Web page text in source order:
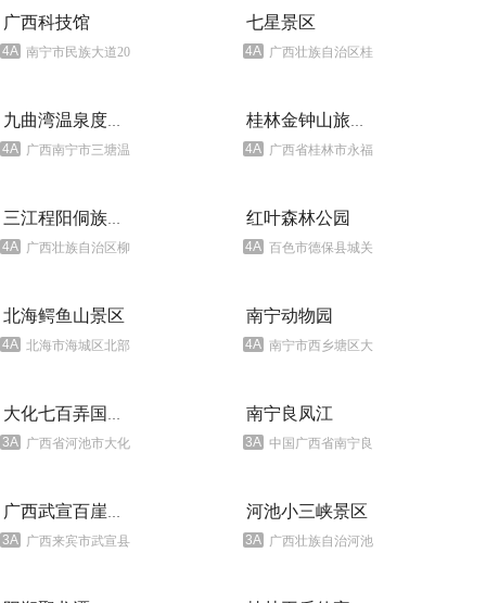
广西科技馆
4A 南宁市民族大道20号（民族广场对面）
七星景区
4A 广西壮族自治区桂林市七星路一号
九曲湾温泉度假村
4A 广西南宁市三塘温星路9号
桂林金钟山旅游度假区
4A 广西省桂林市永福县罗锦镇
三江程阳侗族八寨
4A 广西壮族自治区柳州市三江侗族自治县
红叶森林公园
4A 百色市德保县城关镇
北海鳄鱼山景区
4A 北海市海城区北部湾海域涠洲岛火山国家地质公园内
南宁动物园
4A 南宁市西乡塘区大学东路73号
大化七百弄国家地质公园
3A 广西省河池市大化县七百弄乡七百弄国家地质公园
南宁良凤江
3A 中国广西省南宁良凤江国家森林公园
广西武宣百崖大峡谷
3A 广西来宾市武宣县河马乡
河池小三峡景区
3A 广西壮族自治河池市小三峡景区